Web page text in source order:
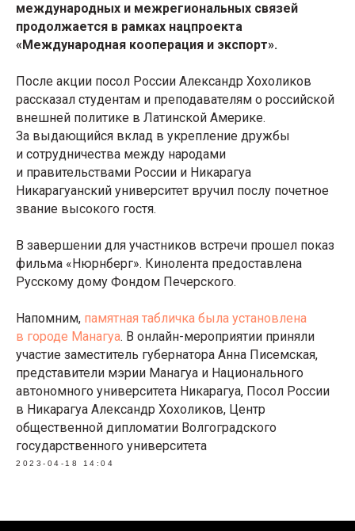
международных и межрегиональных связей
продолжается в рамках нацпроекта
«Международная кооперация и экспорт».
После акции посол России Александр Хохоликов
рассказал студентам и преподавателям о российской
внешней политике в Латинской Америке.
За выдающийся вклад в укрепление дружбы
и сотрудничества между народами
и правительствами России и Никарагуа
Никарагуанский университет вручил послу почетное
звание высокого гостя.
В завершении для участников встречи прошел показ
фильма «Нюрнберг». Кинолента предоставлена
Русскому дому Фондом Печерского.
Напомним, памятная табличка была установлена
в городе Манагуа. В онлайн-мероприятии приняли
участие заместитель губернатора Анна Писемская,
представители мэрии Манагуа и Национального
автономного университета Никарагуа, Посол России
в Никарагуа Александр Хохоликов, Центр
общественной дипломатии Волгоградского
государственного университета
2023-04-18 14:04